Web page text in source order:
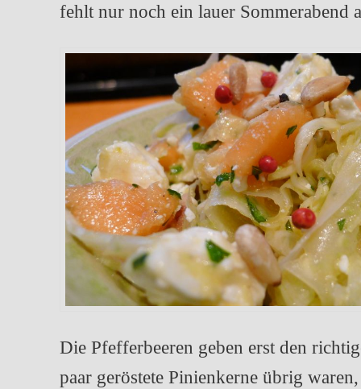
fehlt nur noch ein lauer Sommerabend
Die Pfefferbeeren geben erst den
paar geröstete Pinienkerne übrig